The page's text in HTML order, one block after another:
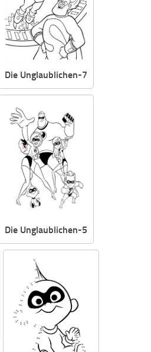
Die Unglaublichen-7
Die Unglaublichen-5